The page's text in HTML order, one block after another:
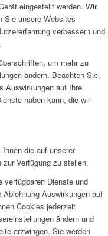
eingestellt werden. Wir
Sie unsere Websites
verbessern und
um mehr zu
ändern. Beachten Sie,
Auswirkungen auf Ihre
haben kann, die wir
die auf unserer
Verfügung zu stellen.
verfügbaren Dienste und
Auswirkungen auf
Cookies jederzeit
ändern und
erzwingen. Sie werden